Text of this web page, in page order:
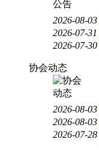
2026-08-03
2026-07-31
2026-07-30
协会动态
2026-08-03
2026-08-03
2026-07-28